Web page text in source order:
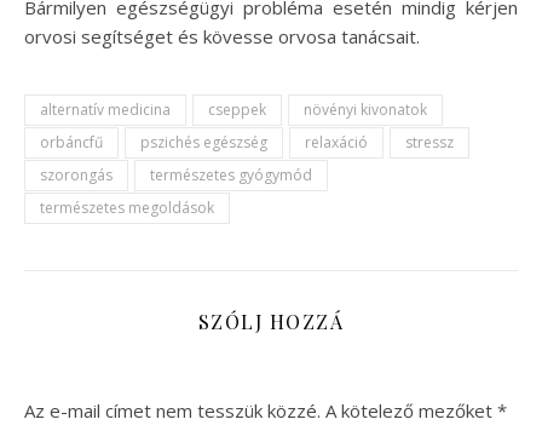
Bármilyen egészségügyi probléma esetén mindig kérjen
orvosi segítséget és kövesse orvosa tanácsait.
alternatív medicina cseppek
növényi kivonatok
orbáncfű
pszichés egészség relaxáció
stressz
szorongás
természetes gyógymód
természetes megoldások
SZÓLJ HOZZÁ
Az e-mail címet nem tesszük közzé. A kötelező mezőket *